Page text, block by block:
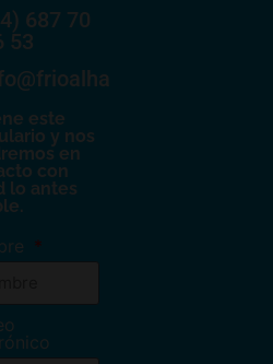
687 70
53
este
y nos
en
con
lo antes